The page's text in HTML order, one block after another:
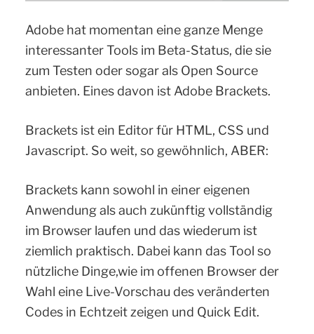
Adobe hat momentan eine ganze Menge
interessanter Tools im Beta-Status, die sie
zum Testen oder sogar als Open Source
anbieten. Eines davon ist Adobe Brackets.
Brackets ist ein Editor für HTML, CSS und
Javascript. So weit, so gewöhnlich, ABER:
Brackets kann sowohl in einer eigenen
Anwendung als auch zukünftig vollständig
im Browser laufen und das wiederum ist
ziemlich praktisch. Dabei kann das Tool so
nützliche Dinge,wie im offenen Browser der
Wahl eine Live-Vorschau des veränderten
Codes in Echtzeit zeigen und Quick Edit.